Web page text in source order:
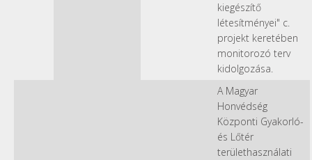
kiegészítő
létesítményei" c.
projekt keretében
monitorozó terv
kidolgozása.
A Magyar
Honvédség
Központi Gyakorló-
és Lőtér
területhasználati